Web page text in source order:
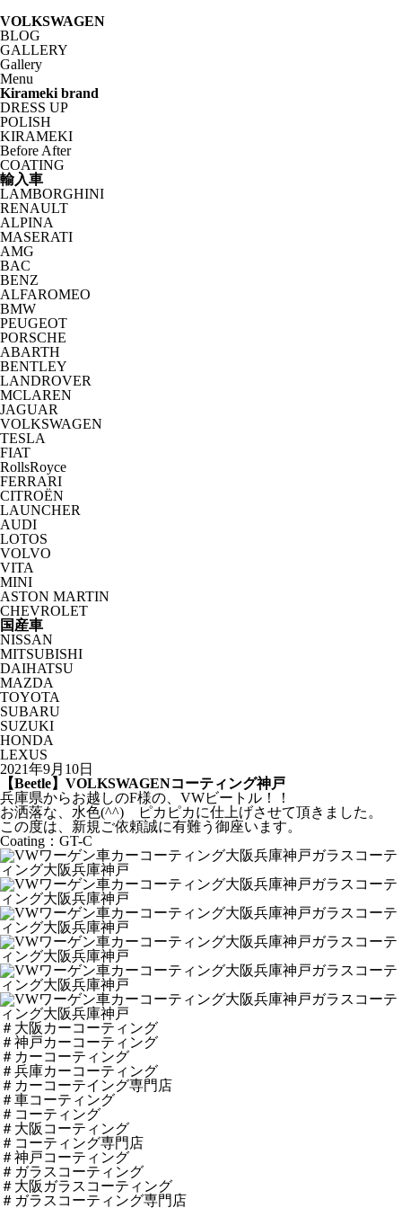
VOLKSWAGEN
BLOG
GALLERY
Gallery
Menu
Kirameki brand
DRESS UP
POLISH
KIRAMEKI
Before After
COATING
輸入車
LAMBORGHINI
RENAULT
ALPINA
MASERATI
AMG
BAC
BENZ
ALFAROMEO
BMW
PEUGEOT
PORSCHE
ABARTH
BENTLEY
LANDROVER
MCLAREN
JAGUAR
VOLKSWAGEN
TESLA
FIAT
RollsRoyce
FERRARI
CITROËN
LAUNCHER
AUDI
LOTOS
VOLVO
VITA
MINI
ASTON MARTIN
CHEVROLET
国産車
NISSAN
MITSUBISHI
DAIHATSU
MAZDA
TOYOTA
SUBARU
SUZUKI
HONDA
LEXUS
2021年9月10日
【Beetle】VOLKSWAGENコーティング神戸
兵庫県からお越しのF様の、VWビートル！！
お洒落な、水色(^^) ピカピカに仕上げさせて頂きました。
この度は、新規ご依頼誠に有難う御座います。
Coating：GT-C
＃大阪カーコーティング
＃神戸カーコーティング
＃カーコーティング
＃兵庫カーコーティング
＃カーコーテイング専門店
＃車コーティング
＃コーティング
＃大阪コーティング
＃コーティング専門店
＃神戸コーティング
＃ガラスコーティング
＃大阪ガラスコーティング
＃ガラスコーティング専門店